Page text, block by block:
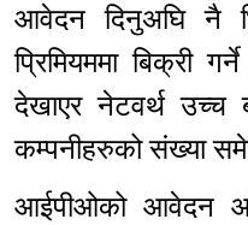
आवेदन दिनुअघि नै
प्रिमियममा बिक्री
देखाएर नेटवर्थ उच्च
कम्पनीहरुको संख्या
आईपीओको आवेदन